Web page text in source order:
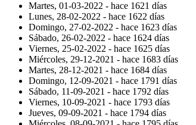
Martes, 01-03-2022 - hace 1621 días
Lunes, 28-02-2022 - hace 1622 días
Domingo, 27-02-2022 - hace 1623 días
Sábado, 26-02-2022 - hace 1624 días
Viernes, 25-02-2022 - hace 1625 días
Miércoles, 29-12-2021 - hace 1683 días
Martes, 28-12-2021 - hace 1684 días
Domingo, 12-09-2021 - hace 1791 días
Sábado, 11-09-2021 - hace 1792 días
Viernes, 10-09-2021 - hace 1793 días
Jueves, 09-09-2021 - hace 1794 días